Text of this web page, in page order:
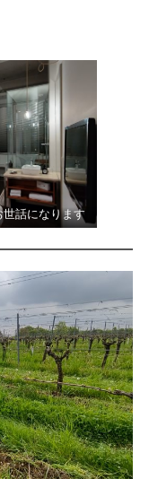
話になります